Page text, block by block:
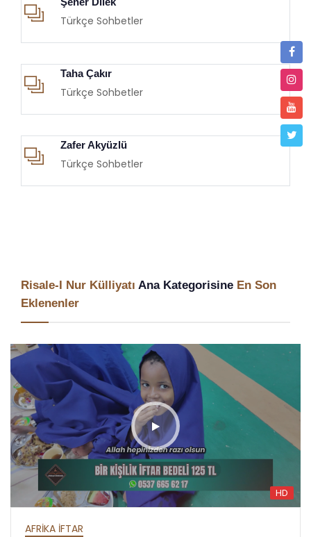
Türkçe Sohbetler
Taha Çakır
Türkçe Sohbetler
Zafer Akyüzlü
Türkçe Sohbetler
Risale-I Nur Külliyatı Ana Kategorisine En Son
Eklenenler
HD
AFRİKA İFTAR